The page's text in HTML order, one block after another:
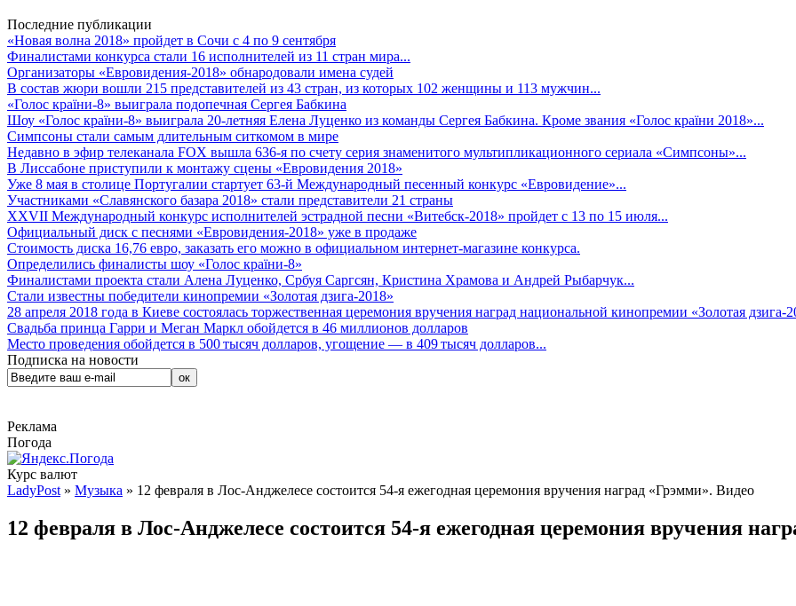
Последние публикации
«Новая волна 2018» пройдет в Сочи с 4 по 9 сентября
Финалистами конкурса стали 16 исполнителей из 11 стран мира...
Организаторы «Евровидения-2018» обнародовали имена судей
В состав жюри вошли 215 представителей из 43 стран, из которых 102 женщины и 113 мужчин...
«Голос країни-8» выиграла подопечная Сергея Бабкина
Шоу «Голос країни-8» выиграла 20-летняя Елена Луценко из команды Сергея Бабкина. Кроме звания «Голос країни 2018»...
Симпсоны стали самым длительным ситкомом в мире
Недавно в эфир телеканала FOX вышла 636-я по счету серия знаменитого мультипликационного сериала «Симпсоны»...
В Лиссабоне приступили к монтажу сцены «Евровидения 2018»
Уже 8 мая в столице Португалии стартует 63-й Международный песенный конкурс «Евровидение»...
Участниками «Славянского базара 2018» стали представители 21 страны
XXVII Международный конкурс исполнителей эстрадной песни «Витебск-2018» пройдет с 13 по 15 июля...
Официальный диск с песнями «Евровидения-2018» уже в продаже
Стоимость диска 16,76 евро, заказать его можно в официальном интернет-магазине конкурса.
Определились финалисты шоу «Голос країни-8»
Финалистами проекта стали Алена Луценко, Србуя Саргсян, Кристина Храмова и Андрей Рыбарчук...
Стали известны победители кинопремии «Золотая дзига-2018»
28 апреля 2018 года в Киеве состоялась торжественная церемония вручения наград национальной кинопремии «Золотая дзига-
Свадьба принца Гарри и Меган Маркл обойдется в 46 миллионов долларов
Место проведения обойдется в 500 тысяч долларов, угощение — в 409 тысяч долларов...
Подписка на новости
Реклама
Погода
Курс валют
LadyPost » Музыка » 12 февраля в Лос-Анджелесе состоится 54-я ежегодная церемония вручения наград «Грэмми». Видео
12 февраля в Лос-Анджелесе состоится 54-я ежегодная церемония вручения